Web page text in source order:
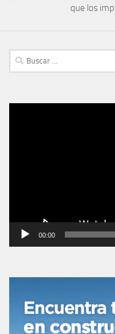
que los
Buscar:
00:00